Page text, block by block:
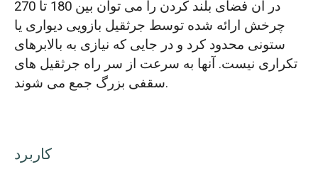
در آن فضای بلند کردن را می توان بین 180 تا 270
چرخش ارائه شده توسط جرثقیل بازویی دیواری یا
ستونی محدود کرد و در جایی که نیازی به بالابرهای
تکراری نیست. آنها به سرعت از سر راه جرثقیل های
سقفی بزرگ جمع می شوند.
کاربرد